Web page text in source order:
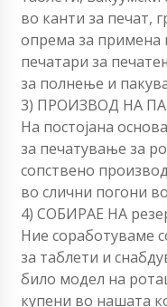
во канти за печат,
опрема за примена
печатари за
за полнење и
3) ПРОИЗВОД НА
На постојана
за печатување за
сопствено
во слични погони
4) СОБИРАЕ НА
Ние соработуваме
за таблети и
било модел на
купени во нашата